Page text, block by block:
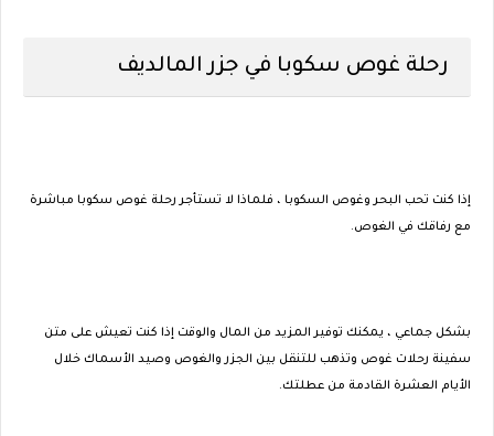
رحلة غوص سكوبا في جزر المالديف
إذا كنت تحب البحر وغوص السكوبا ، فلماذا لا تستأجر رحلة غوص سكوبا مباشرة
مع رفاقك في الغوص.
بشكل جماعي ، يمكنك توفير المزيد من المال والوقت إذا كنت تعيش على متن
سفينة رحلات غوص وتذهب للتنقل بين الجزر والغوص وصيد الأسماك خلال
الأيام العشرة القادمة من عطلتك.